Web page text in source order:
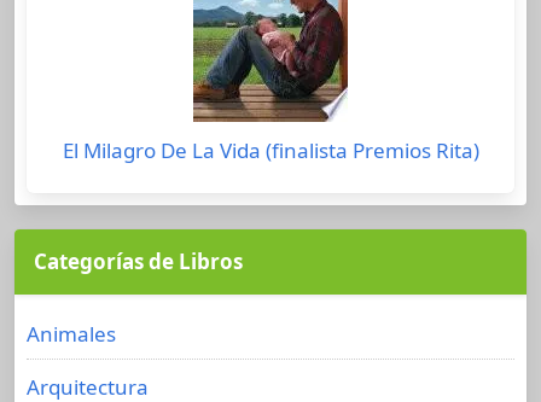
El Milagro De La Vida (finalista Premios Rita)
Categorías de Libros
Animales
Arquitectura